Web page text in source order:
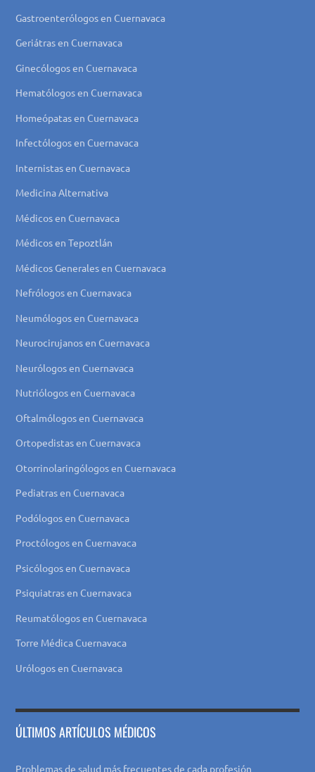
Gastroenterólogos en Cuernavaca
Geriátras en Cuernavaca
Ginecólogos en Cuernavaca
Hematólogos en Cuernavaca
Homeópatas en Cuernavaca
Infectólogos en Cuernavaca
Internistas en Cuernavaca
Medicina Alternativa
Médicos en Cuernavaca
Médicos en Tepoztlán
Médicos Generales en Cuernavaca
Nefrólogos en Cuernavaca
Neumólogos en Cuernavaca
Neurocirujanos en Cuernavaca
Neurólogos en Cuernavaca
Nutriólogos en Cuernavaca
Oftalmólogos en Cuernavaca
Ortopedistas en Cuernavaca
Otorrinolaringólogos en Cuernavaca
Pediatras en Cuernavaca
Podólogos en Cuernavaca
Proctólogos en Cuernavaca
Psicólogos en Cuernavaca
Psiquiatras en Cuernavaca
Reumatólogos en Cuernavaca
Torre Médica Cuernavaca
Urólogos en Cuernavaca
ÚLTIMOS ARTÍCULOS MÉDICOS
Problemas de salud más frecuentes de cada profesión